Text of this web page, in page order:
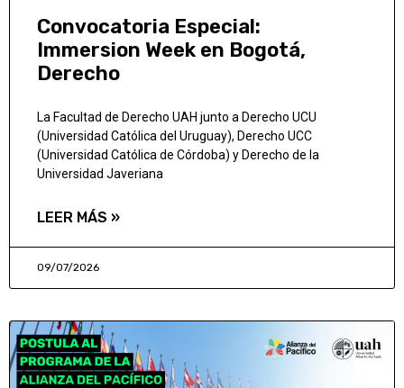
Convocatoria Especial:
Immersion Week en Bogotá,
Derecho
La Facultad de Derecho UAH junto a Derecho UCU
(Universidad Católica del Uruguay), Derecho UCC
(Universidad Católica de Córdoba) y Derecho de la
Universidad Javeriana
LEER MÁS »
09/07/2026